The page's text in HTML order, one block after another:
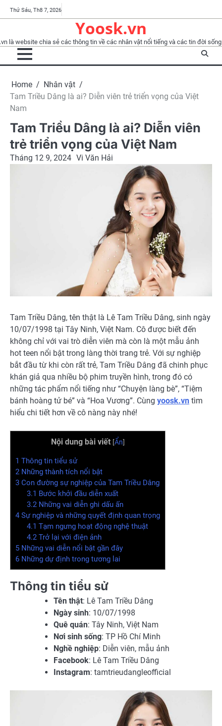
to
Thứ Sáu, Th8 7, 2026
quan
khoản
Yoosk.vn
là website chia sẻ các thông tin về các nhân vật nổi tiếng và các tin đời sống
Home
Nhân vật
Tam Triều Dâng là ai? Diễn viên trẻ triển vọng của Việt
Nam
Tam Triều Dâng là ai? Diễn viên
trẻ triển vọng của Việt Nam
Tháng 12 9, 2024 Vi Văn Hải
Tam Triều Dâng, tên thật là Lê Tam Triều Dâng, sinh ngày
10/07/1998 tại Tây Ninh, Việt Nam. Cô được biết đến
không chỉ với vai trò diễn viên mà còn là một mẫu ảnh
hot teen nổi bật trong làng thời trang trẻ. Với sự nghiệp
bắt đầu từ khi còn rất trẻ, Tam Triều Dâng đã chinh phục
khán giả qua nhiều bộ phim truyền hình, trong đó có
những tác phẩm nổi tiếng như “Chuyện làng bè”, “Tiệm
bánh hoàng tử bé” và “Hoa Vương”. Cùng yoosk.vn tìm
hiểu chi tiết hơn về cô nàng này nhé!
Nội dung bài viết [Ẩn]
1 Thông tin tiểu sử
2 Những thành tích nổi bật
3 Con đường sự nghiệp của Tam Triều Dâng
3.1 Bước khởi đầu diễn xuất
3.2Những vai diễn ghi dấu ấn
4 Sự nghiệp và những quyết định quan trọng
4.1 Tạm ngưng hoạt động nghệ thuật
4.2Trở lại với điện ảnh
5 Những vai diễn nổi bật gần đây
6 Những dự định trong tương lai
Thông tin tiểu sử
Tên thật: Lê Tam Triều Dâng
Ngày sinh: 10/07/1998
Quê quán: Tây Ninh, Việt Nam
Nơi sinh sống: TP Hồ Chí Minh
Nghề nghiệp: Diễn viên, mẫu ảnh
Facebook: Lê Tam Triều Dâng
Instagram: tamtrieudangleofficial